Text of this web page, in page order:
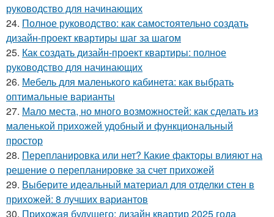
руководство для начинающих
24. Полное руководство: как самостоятельно создать
дизайн-проект квартиры шаг за шагом
25. Как создать дизайн-проект квартиры: полное
руководство для начинающих
26. Мебель для маленького кабинета: как выбрать
оптимальные варианты
27. Мало места, но много возможностей: как сделать из
маленькой прихожей удобный и функциональный
простор
28. Перепланировка или нет? Какие факторы влияют на
решение о перепланировке за счет прихожей
29. Выберите идеальный материал для отделки стен в
прихожей: 8 лучших вариантов
30. Прихожая будущего: дизайн квартир 2025 года